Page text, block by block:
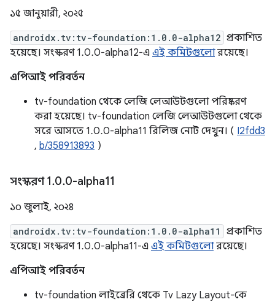
১৫ জানুয়ারী, ২০২৫
androidx.tv:tv-foundation:1.0.0-alpha12 প্রকাশিত
হয়েছে। সংস্করণ 1.0.0-alpha12-এ এই কমিটগুলোরয়েছে।
এপিআই পরিবর্তন
tv-foundation থেকে লেজি লেআউটগুলো পরিষ্করণ
করা হয়েছে। tv-foundation লেজি লেআউটগুলো থেকে
সরে আসতে 1.0.0-alpha11 রিলিজ নোট দেখুন। ( I2fdd3
, b/358913893 )
সংস্করণ 1.0.0-alpha11
১০ জুলাই, ২০২৪
androidx.tv:tv-foundation:1.0.0-alpha11
প্রকাশিত
হয়েছে। সংস্করণ 1.0.0-alpha11-এ এই কমিটগুলোরয়েছে।
এপিআই পরিবর্তন
tv-foundation লাইব্রেরি থেকে Tv Lazy Layout-কে